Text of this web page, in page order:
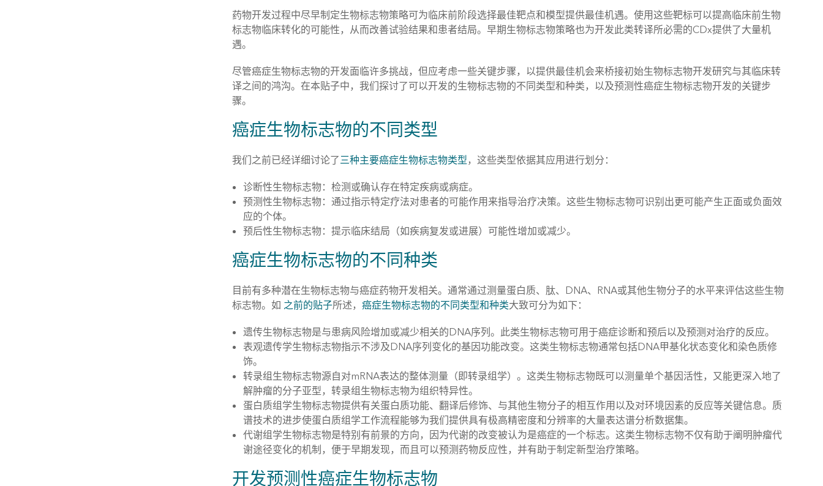
药物开发过程中尽早制定生物标志物策略可为临床前阶段选择最佳靶点和模型提供最佳机遇。使用这些靶标可以提高临床前生物
标志物临床转化的可能性，从而改善试验结果和患者结局。早期生物标志物策略也为开发此类转译所必需的CDx提供了大量机
遇。
尽管癌症生物标志物的开发面临许多挑战，但应考虑一些关键步骤，以提供最佳机会来桥接初始生物标志物开发研究与其临床转
译之间的鸿沟。在本贴子中，我们探讨了可以开发的生物标志物的不同类型和种类，以及预测性癌症生物标志物开发的关键步
骤。
癌症生物标志物的不同类型
我们之前已经详细讨论了三种主要癌症生物标志物类型，这些类型依据其应用进行划分：
诊断性生物标志物：检测或确认存在特定疾病或病症。
预测性生物标志物：通过指示特定疗法对患者的可能作用来指导治疗决策。这些生物标志物可识别出更可能产生正面或负面效
应的个体。
预后性生物标志物：提示临床结局（如疾病复发或进展）可能性增加或减少。
癌症生物标志物的不同种类
目前有多种潜在生物标志物与癌症药物开发相关。通常通过测量蛋白质、肽、DNA、RNA或其他生物分子的水平来评估这些生物
标志物。如 之前的贴子所述，癌症生物标志物的不同类型和种类大致可分为如下：
遗传生物标志物是与患病风险增加或减少相关的DNA序列。此类生物标志物可用于癌症诊断和预后以及预测对治疗的反应。
表观遗传学生物标志物指示不涉及DNA序列变化的基因功能改变。这类生物标志物通常包括DNA甲基化状态变化和染色质修
饰。
转录组生物标志物源自对mRNA表达的整体测量（即转录组学）。这类生物标志物既可以测量单个基因活性，又能更深入地了
解肿瘤的分子亚型，转录组生物标志物为组织特异性。
蛋白质组学生物标志物提供有关蛋白质功能、翻译后修饰、与其他生物分子的相互作用以及对环境因素的反应等关键信息。质
谱技术的进步使蛋白质组学工作流程能够为我们提供具有极高精密度和分辨率的大量表达谱分析数据集。
代谢组学生物标志物是特别有前景的方向，因为代谢的改变被认为是癌症的一个标志。这类生物标志物不仅有助于阐明肿瘤代
谢途径变化的机制，便于早期发现，而且可以预测药物反应性，并有助于制定新型治疗策略。
开发预测性癌症生物标志物